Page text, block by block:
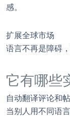
感。
扩展全球市场
语言不再是障碍
它有哪些
自动翻译评论和
当别人用不同语